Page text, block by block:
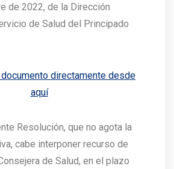
de 2022, de la Dirección
de Salud del Principado
directamente desde
aquí
Resolución, que no agota la
cabe interponer recurso de
de Salud, en el plazo